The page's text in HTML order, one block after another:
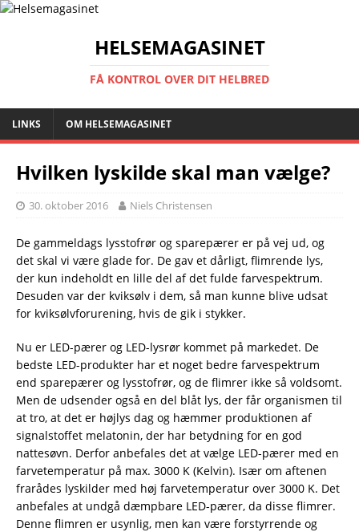
HELSEMAGASINET
FÅ KONTROL OVER DIT HELBRED
LINKS OM HELSEMAGASINET
Hvilken lyskilde skal man vælge?
30. oktober 2016 Niels Christensen
De gammeldags lysstofrør og sparepærer er på vej ud, og
det skal vi være glade for. De gav et dårligt, flimrende lys,
der kun indeholdt en lille del af det fulde farvespektrum.
Desuden var der kviksølv i dem, så man kunne blive udsat
for kviksølvforurening, hvis de gik i stykker.
Nu er LED-pærer og LED-lysrør kommet på markedet. De
bedste LED-produkter har et noget bedre farvespektrum
end sparepærer og lysstofrør, og de flimrer ikke så voldsomt.
Men de udsender også en del blåt lys, der får organismen til
at tro, at det er højlys dag og hæmmer produktionen af
signalstoffet melatonin, der har betydning for en god
nattesøvn. Derfor anbefales det at vælge LED-pærer med en
farvetemperatur på max. 3000 K (Kelvin). Især om aftenen
frarådes lyskilder med høj farvetemperatur over 3000 K. Det
anbefales at undgå dæmpbare LED-pærer, da disse flimrer.
Denne flimren er usynlig, men kan være forstyrrende og